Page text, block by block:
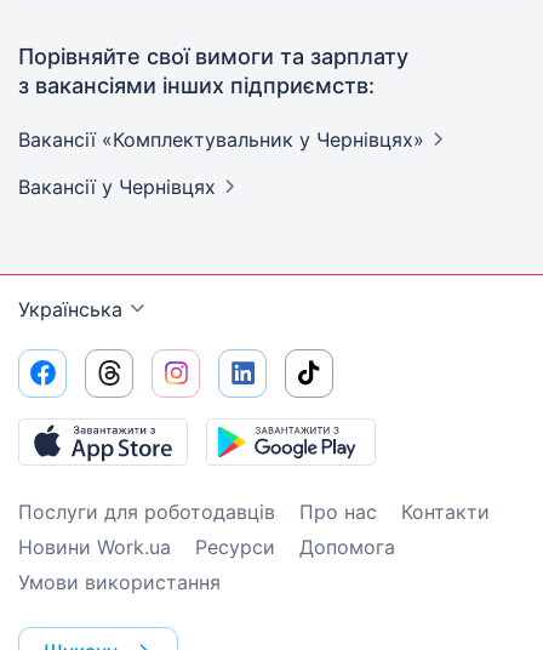
Порівняйте свої вимоги та зарплату
з вакансіями інших підприємств:
Вакансії «Комплектувальник у Чернівцях»
Вакансії у Чернівцях
Українська
Послуги для роботодавців Про нас
Контакти
Новини Work.ua
Ресурси
Допомога
Умови використання